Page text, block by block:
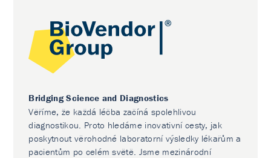
Bridging Science and Diagnostics
Věříme, že každá léčba začíná spolehlivou
diagnostikou. Proto hledáme inovativní cesty, jak
poskytnout věrohodné laboratorní výsledky lékařům a
pacientům po celém světě. Jsme mezinárodní